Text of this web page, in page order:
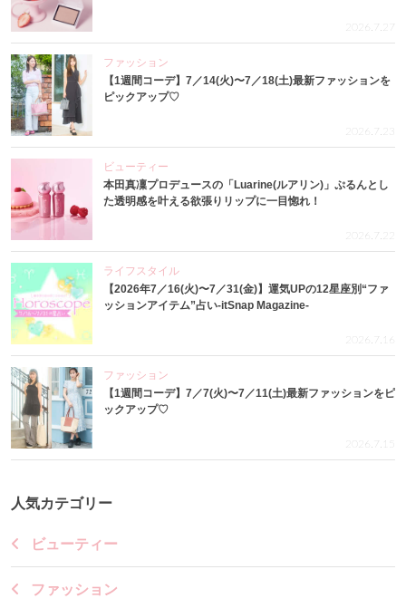
2026.7.27
ファッション
【1週間コーデ】7／14(火)〜7／18(土)最新ファッションを
ピックアップ♡
2026.7.23
ビューティー
本田真凜プロデュースの「Luarine(ルアリン)」ぷるんとし
た透明感を叶える欲張りリップに一目惚れ！
2026.7.22
ライフスタイル
【2026年7／16(火)〜7／31(金)】運気UPの12星座別“ファ
ッションアイテム”占い-itSnap Magazine-
2026.7.16
ファッション
【1週間コーデ】7／7(火)〜7／11(土)最新ファッションをピ
ックアップ♡
2026.7.15
人気カテゴリー
ビューティー
ファッション